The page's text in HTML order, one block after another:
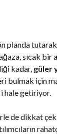
planda
sıcak
kadar, güler
için
hale getiriyor.
de dikkat